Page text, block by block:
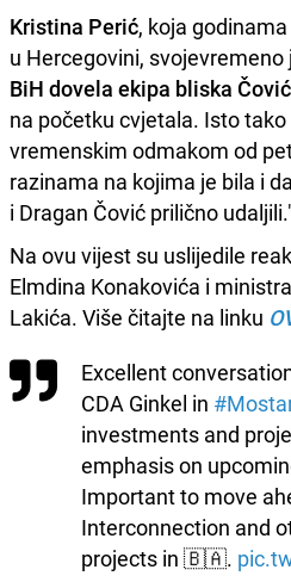
Kristina Perić, koja
u Hercegovini, svojevremeno
BiH dovela ekipa bliska
na početku cvjetala. Isto
vremenskim odmakom od
razinama na kojima je bila i
i Dragan Čović prilično
Na ovu vijest su uslijedile
Elmdina Konakovića i
Lakića. Više čitajte na linku
Excellent
CDA Ginkel in
investments and
emphasis on
Important to move
Interconnection and
projects in 🇧🇦.